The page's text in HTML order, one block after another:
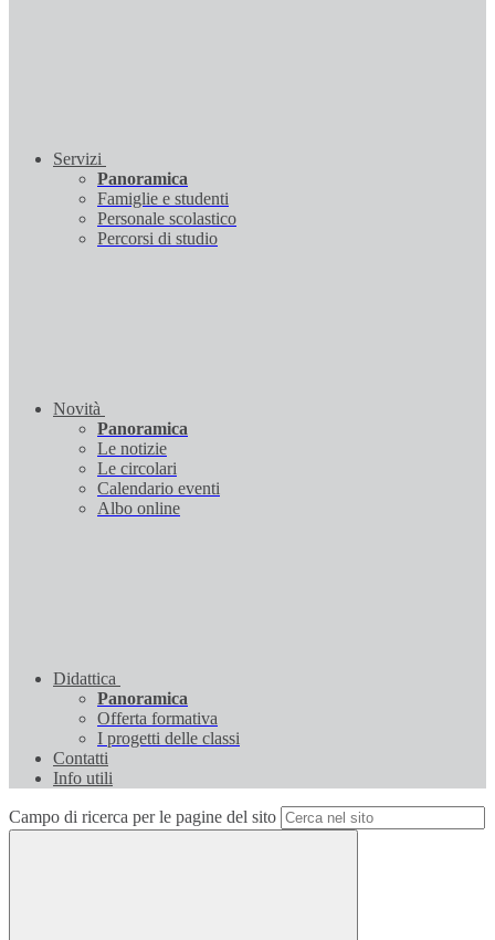
Servizi
Panoramica
Famiglie e studenti
Personale scolastico
Percorsi di studio
Novità
Panoramica
Le notizie
Le circolari
Calendario eventi
Albo online
Didattica
Panoramica
Offerta formativa
I progetti delle classi
Contatti
Info utili
Campo di ricerca per le pagine del sito